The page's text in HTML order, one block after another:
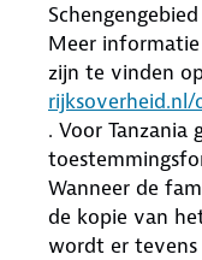
Meer
zijn te vinden
. Voor
Wanneer de
de kopie van
wordt er tevens